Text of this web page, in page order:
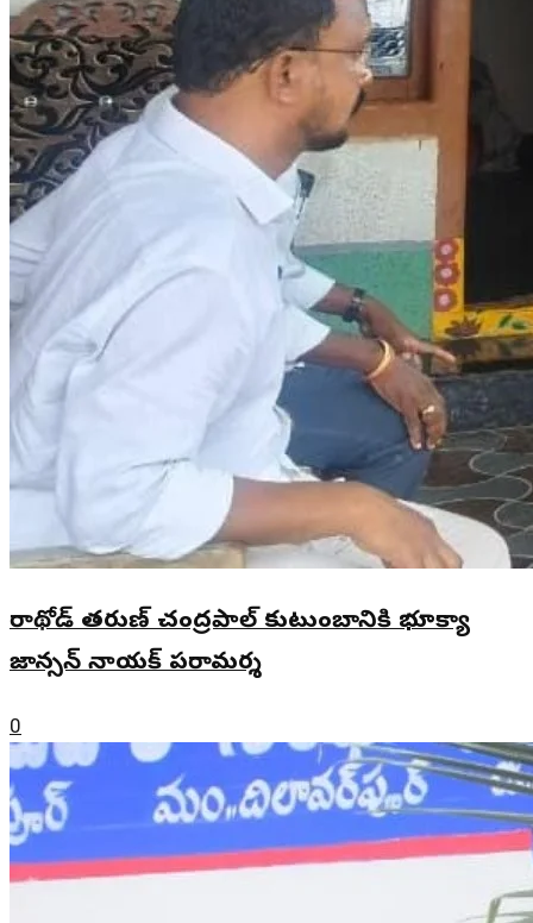
రాథోడ్ తరుణ్ చంద్రపాల్ కుటుంబానికి భూక్యా
జాన్సన్ నాయక్ పరామర్శ
0